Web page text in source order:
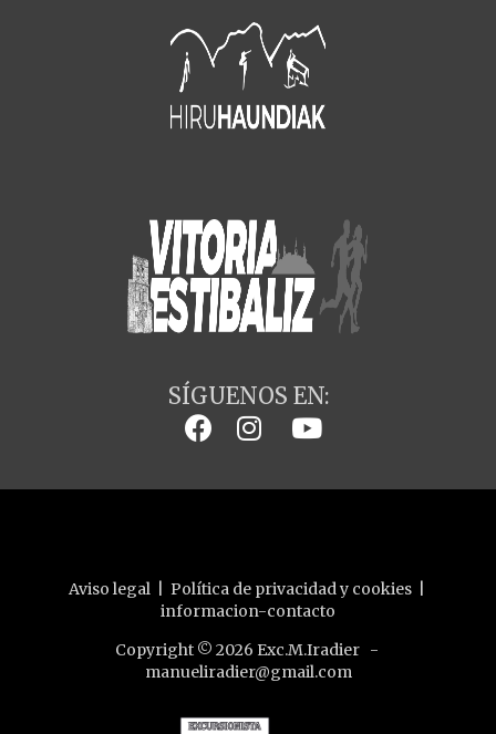
SÍGUENOS EN:
Aviso legal| Política de privacidad y cookies|
informacion-contacto
Copyright © 2026 Exc.M.Iradier -
manueliradier@gmail.com